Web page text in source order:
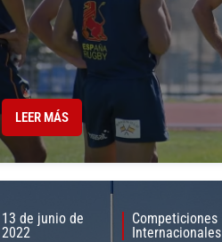
LEER MÁS
13 de junio de
2022
Competiciones
Internacionales